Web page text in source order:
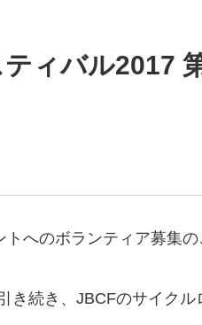
ィバル2017
へのボランティア募集の
続き、JBCFのサイク